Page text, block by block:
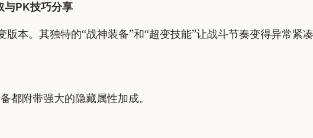
与PK技巧分享
本。其独特的“战神装备”和“超变技能”让战斗节奏变得异常紧凑
都附带强大的隐藏属性加成。